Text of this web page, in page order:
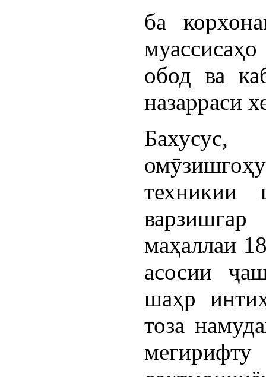
ба
обод ва
назарраси
Бахусус,
техникии
маҳаллаи
асосии
шаҳр
тоза